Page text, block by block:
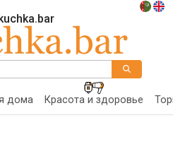
дома Красота и здоровье